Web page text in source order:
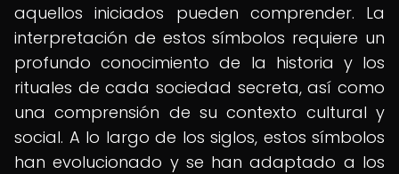
aquellos iniciados pueden comprender. La
interpretación de estos símbolos requiere un
profundo conocimiento de la historia y los
rituales de cada sociedad secreta, así como
una comprensión de su contexto cultural y
social. A lo largo de los siglos, estos símbolos
han evolucionado y se han adaptado a los